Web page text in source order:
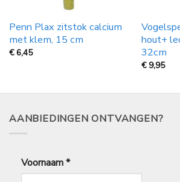
Penn Plax zitstok calcium
met klem, 15 cm
€6,45
hout+
32cm
€9,95
AANBIEDINGEN ONTVANGEN?
Voornaam*